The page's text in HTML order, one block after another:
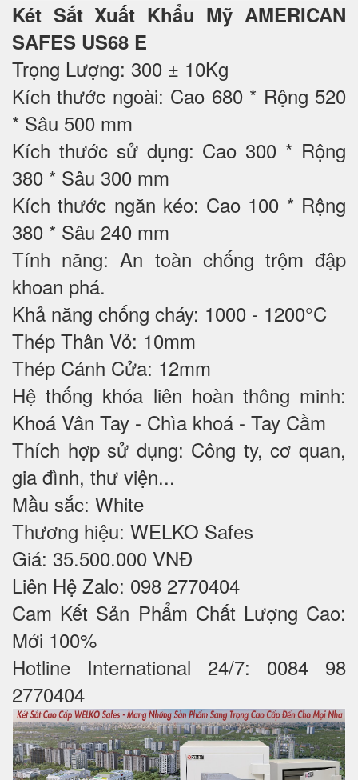
Két Sắt Xuất Khẩu Mỹ AMERICAN
SAFES US68 E
Trọng Lượng: 300 ± 10Kg
Kích thước ngoài: Cao 680 * Rộng 520
* Sâu 500 mm
Kích thước sử dụng: Cao 300 * Rộng
380 * Sâu 300 mm
Kích thước ngăn kéo: Cao 100 * Rộng
380 * Sâu 240 mm
Tính năng: An toàn chống trộm đập
khoan phá.
Khả năng chống cháy: 1000 - 1200°C
Thép Thân Vỏ: 10mm
Thép Cánh Cửa: 12mm
Hệ thống khóa liên hoàn thông minh:
Khoá Vân Tay - Chìa khoá - Tay Cầm
Thích hợp sử dụng: Công ty, cơ quan,
gia đình, thư viện...
Mầu sắc: White
Thương hiệu: WELKO Safes
Giá: 35.500.000 VNĐ
Liên Hệ Zalo: 098 2770404
Cam Kết Sản Phẩm Chất Lượng Cao:
Mới 100%
Hotline International 24/7: 0084 98
2770404